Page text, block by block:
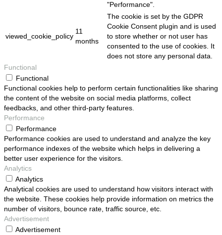
"Performance".
viewed_cookie_policy
11
months
The cookie is set by the GDPR
Cookie Consent plugin and is used
to store whether or not user has
consented to the use of cookies. It
does not store any personal data.
Functional
Functional
Functional cookies help to perform certain functionalities like sharing
the content of the website on social media platforms, collect
feedbacks, and other third-party features.
Performance
Performance
Performance cookies are used to understand and analyze the key
performance indexes of the website which helps in delivering a
better user experience for the visitors.
Analytics
Analytics
Analytical cookies are used to understand how visitors interact with
the website. These cookies help provide information on metrics the
number of visitors, bounce rate, traffic source, etc.
Advertisement
Advertisement